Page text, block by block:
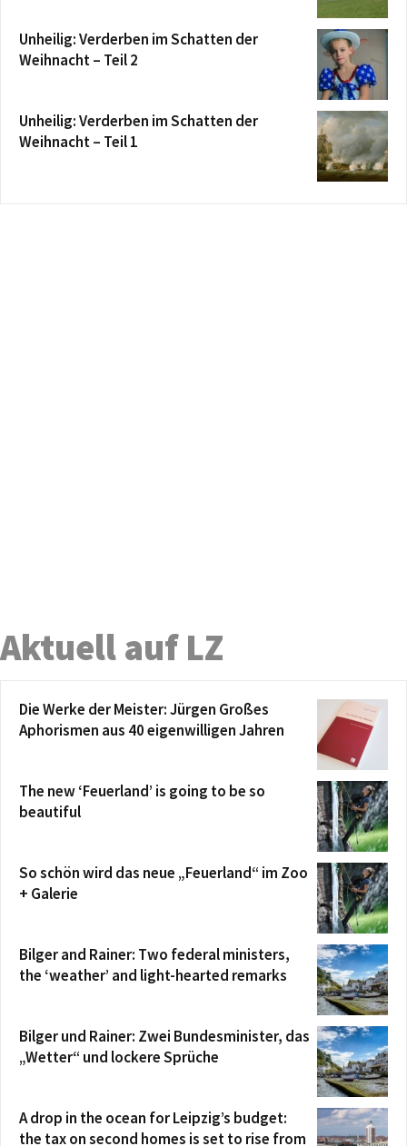
Unheilig: Verderben im Schatten der
Weihnacht – Teil 2
Unheilig: Verderben im Schatten der
Weihnacht – Teil 1
Aktuell auf LZ
Die Werke der Meister: Jürgen Großes
Aphorismen aus 40 eigenwilligen Jahren
The new ‘Feuerland’ is going to be so
beautiful
So schön wird das neue „Feuerland“ im Zoo
+ Galerie
Bilger and Rainer: Two federal ministers,
the ‘weather’ and light-hearted remarks
Bilger und Rainer: Zwei Bundesminister, das
„Wetter“ und lockere Sprüche
A drop in the ocean for Leipzig’s budget:
the tax on second homes is set to rise from